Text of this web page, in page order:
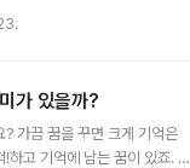
있으니 참고하시기 바랍니
아래와 같은 화면이 보입니
선택하시면 아래에 각 지역별
있습니다. 오른쪽 지도보기
가 있을까?
? 가끔 꿈을 꾸면 크게 기억은
하고 기억에 남는 꿈이 있죠. 그